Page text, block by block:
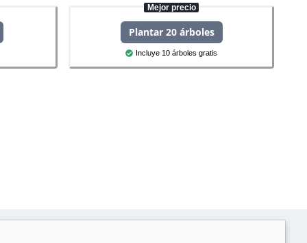
Mejor precio
Plantar 20 árboles
Incluye 10 árboles gratis